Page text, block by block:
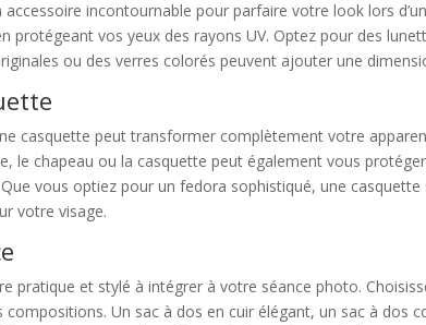
incontournable pour parfaire votre look lors
protégeant vos yeux des rayons UV. Optez pour des
ou des verres colorés peuvent ajouter une
casquette peut transformer complètement votre
le chapeau ou la casquette peut également vous
vous optiez pour un fedora sophistiqué, une
votre visage.
pratique et stylé à intégrer à votre séance photo.
Un sac à dos en cuir élégant, un sac à